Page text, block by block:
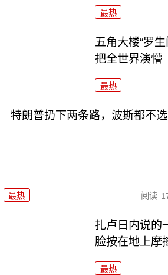
最热
五角大楼“罗
把全世界演懵
最热
特朗普扔下两条路，波斯都不
最热 阅读
扎卢日内说的
脸按在地上摩
最热